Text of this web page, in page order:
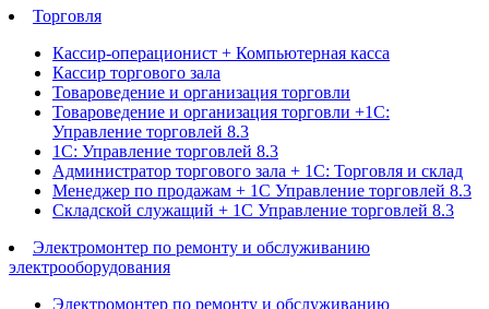
Торговля
Кассир-операционист + Компьютерная касса
Кассир торгового зала
Товароведение и организация торговли
Товароведение и организация торговли +1С:
Управление торговлей 8.3
1С: Управление торговлей 8.3
Администратор торгового зала + 1С: Торговля и склад
Менеджер по продажам + 1С Управление торговлей 8.3
Складской служащий + 1С Управление торговлей 8.3
Электромонтер по ремонту и обслуживанию
электрооборудования
Электромонтер по ремонту и обслуживанию